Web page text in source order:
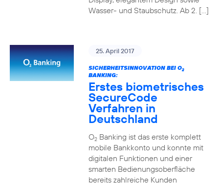
Wasser- und Staubschutz. Ab 2. […]
25. April 2017
SICHERHEITSINNOVATION BEI O2
BANKING:
Erstes biometrisches
SecureCode
Verfahren in
Deutschland
O2Banking ist das erste komplett
mobile Bankkonto und konnte mit
digitalen Funktionen und einer
smarten Bedienungsoberfläche
bereits zahlreiche Kunden